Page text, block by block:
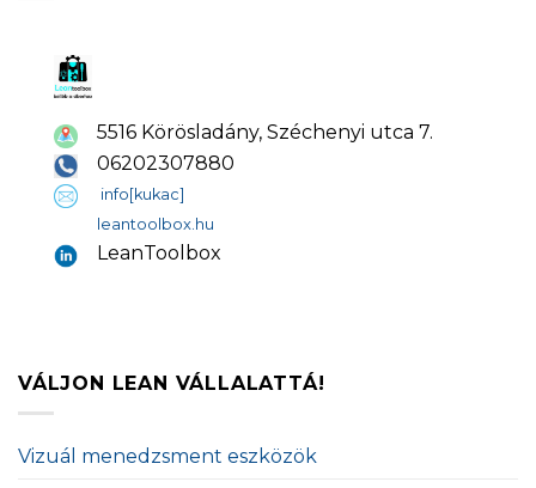
5516 Körösladány, Széchenyi utca 7.
06202307880
info[kukac]
leantoolbox.hu
LeanToolbox
VÁLJON LEAN VÁLLALATTÁ!
Vizuál menedzsment eszközök